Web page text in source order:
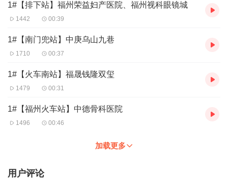
1#【排下站】福州荣益妇产医院、福州视科眼镜城
1442 00:39
1#【南门兜站】中庚乌山九巷
1710 00:37
1#【火车南站】福晟钱隆双玺
1479 00:31
1#【福州火车站】中德骨科医院
1496 00:46
加载更多
用户评论